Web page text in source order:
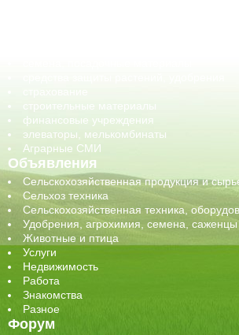
строительные материалы
финансовые учреждения
элеваторы, мелькомбинаты
Аграрные СМИ
Объявления
Сельскохозяйственная продукция и
Сельхоз техника
Сельскохозяйственная техника,
Удобрения, агрохимия, семена, саженцы
Животные и птица
Услуги
Недвижимость
Работа
Знакомства
Разное
Форум